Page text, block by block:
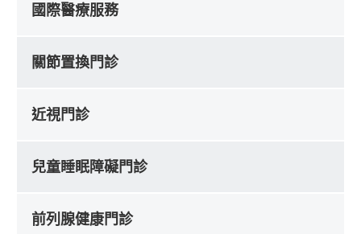
國際醫療服務
關節置換門診
近視門診
兒童睡眠障礙門診
前列腺健康門診